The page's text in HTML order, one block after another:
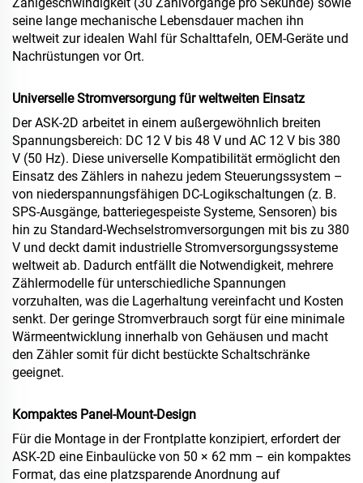
seine lange mechanische Lebensdauer machen ihn
weltweit zur idealen Wahl für Schalttafeln, OEM-Geräte und
Nachrüstungen vor Ort.
Universelle Stromversorgung für weltweiten Einsatz
Der ASK‑2D arbeitet in einem außergewöhnlich breiten
Spannungsbereich: DC 12 V bis 48 V und AC 12 V bis 380
V (50 Hz). Diese universelle Kompatibilität ermöglicht den
Einsatz des Zählers in nahezu jedem Steuerungssystem –
von niederspannungsfähigen DC-Logikschaltungen (z. B.
SPS-Ausgänge, batteriegespeiste Systeme, Sensoren) bis
hin zu Standard-Wechselstromversorgungen mit bis zu 380
V und deckt damit industrielle Stromversorgungssysteme
weltweit ab. Dadurch entfällt die Notwendigkeit, mehrere
Zählermodelle für unterschiedliche Spannungen
vorzuhalten, was die Lagerhaltung vereinfacht und Kosten
senkt. Der geringe Stromverbrauch sorgt für eine minimale
Wärmeentwicklung innerhalb von Gehäusen und macht
den Zähler somit für dicht bestückte Schaltschränke
geeignet.
Kompaktes Panel-Mount-Design
Für die Montage in der Frontplatte konzipiert, erfordert der
ASK‑2D eine Einbaulücke von 50 × 62 mm – ein kompaktes
Format, das eine platzsparende Anordnung auf